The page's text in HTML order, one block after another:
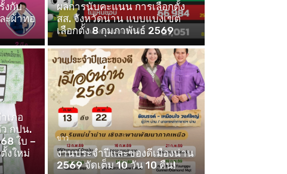
งกับ
ะผ้าทอ
ผลการนับคะแนน การเลือกตั้ง
สส. จังหวัดน่าน แบบแบ่งเขต
เลือกตั้ง 8 กุมภาพันธ์ 2569
เภอ
กปน.
ใบ –
งใหม่
ข่าว
งานประจำปีและของดีเมืองน่าน
2569 จัดเต็ม 10 วัน 10 คืน!